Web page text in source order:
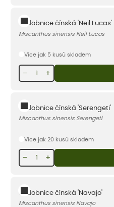
Ozdobnice čínská 'Neil Lucas'
Miscanthus sinensis Neil Lucas
Více jak 5 kusů skladem
+
−
Ozdobnice čínská 'Serengeti'
Miscanthus sinensis Serengeti
Více jak 20 kusů skladem
+
−
Ozdobnice čínská 'Navajo'
Miscanthus sinensis Navajo